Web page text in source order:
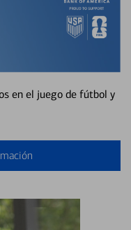
en el juego de fútbol y